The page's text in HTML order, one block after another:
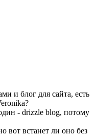
и блог для сайта, есть
- drizzle blog, потому
вот встанет ли оно без